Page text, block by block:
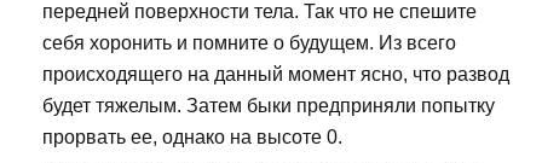
передней поверхности тела. Так что не спешите
себя хоронить и помните о будущем. Из всего
происходящего на данный момент ясно, что развод
будет тяжелым. Затем быки предприняли попытку
прорвать ее, однако на высоте 0.